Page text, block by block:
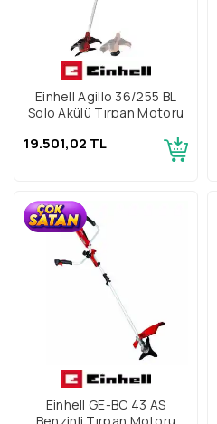
Einhell Agillo 36/255 BL
Solo Akülü Tırpan Motoru
19.501,02 TL
Einhell GE-BC 43 AS